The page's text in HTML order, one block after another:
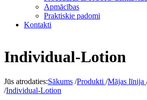
Apmācības
Praktiskie padomi
Kontakti
Individual-Lotion
Jūs atrodaties:Sākums /Produkti /Mājas līnija
/Individual-Lotion